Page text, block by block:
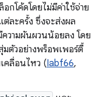
กโค้ดโดยไม่มีค่าใช้จ่าย
ต่ละครั้ง ซึ่งจะส่งผล
วามผันผวนน้อยลง โดย
มตัวอย่างพร็อพเพอร์ตี้
คลื่อนไหว (Iabf66,